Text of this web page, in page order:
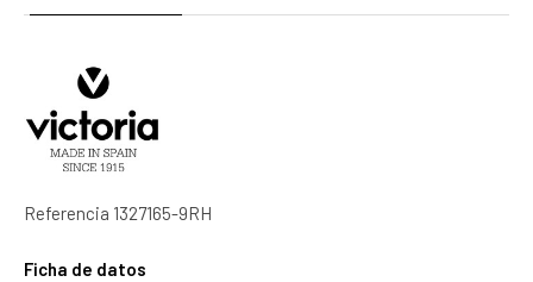
Referencia 1327165-9RH
Ficha de datos